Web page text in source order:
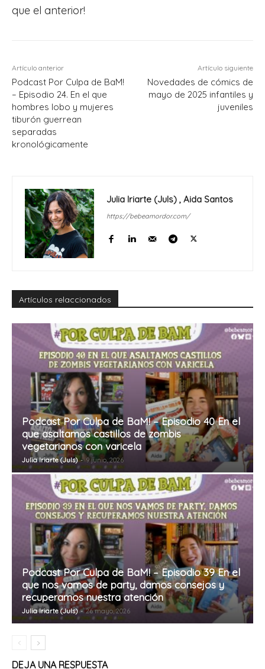
que el anterior!
Artículo anterior
Podcast Por Culpa de BaM!
– Episodio 24. En el que
hombres lobo y mujeres
tiburón guerrean
separadas
kronológicamente
Artículo siguiente
Novedades de cómics de
mayo de 2025 infantiles y
juveniles
Julia Iriarte (Juls) , Aida Santos
https://bebeamordor.com/
Artículos relaccionados
Podcast Por Culpa de BaM! – Episodio 40 En el
que asaltamos castillos de zombis
vegetarianos con varicela
Julia Iriarte (Juls) - 9 junio, 2026
Podcast Por Culpa de BaM! – Episodio 39 En el
que nos vamos de party, damos consejos y
recuperamos nuestra atención
Julia Iriarte (Juls) - 26 mayo, 2026
DEJA UNA RESPUESTA